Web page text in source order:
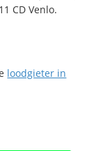
CD Venlo.
loodgieter in